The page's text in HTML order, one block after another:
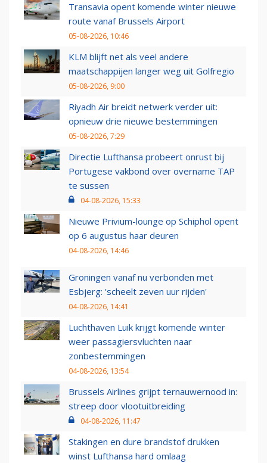
Transavia opent komende winter nieuwe
route vanaf Brussels Airport
05-08-2026, 10:46
KLM blijft net als veel andere
maatschappijen langer weg uit Golfregio
05-08-2026, 9:00
Riyadh Air breidt netwerk verder uit:
opnieuw drie nieuwe bestemmingen
05-08-2026, 7:29
Directie Lufthansa probeert onrust bij
Portugese vakbond over overname TAP
te sussen
04-08-2026, 15:33
Nieuwe Privium-lounge op Schiphol opent
op 6 augustus haar deuren
04-08-2026, 14:46
Groningen vanaf nu verbonden met
Esbjerg: 'scheelt zeven uur rijden'
04-08-2026, 14:41
Luchthaven Luik krijgt komende winter
weer passagiersvluchten naar
zonbestemmingen
04-08-2026, 13:54
Brussels Airlines grijpt ternauwernood in:
streep door vlootuitbreiding
04-08-2026, 11:47
Stakingen en dure brandstof drukken
winst Lufthansa hard omlaag